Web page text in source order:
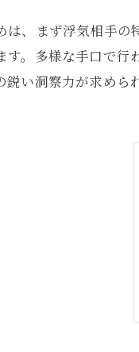
は、まず浮気相手
す。多様な手口で
鋭い洞察力が求めら